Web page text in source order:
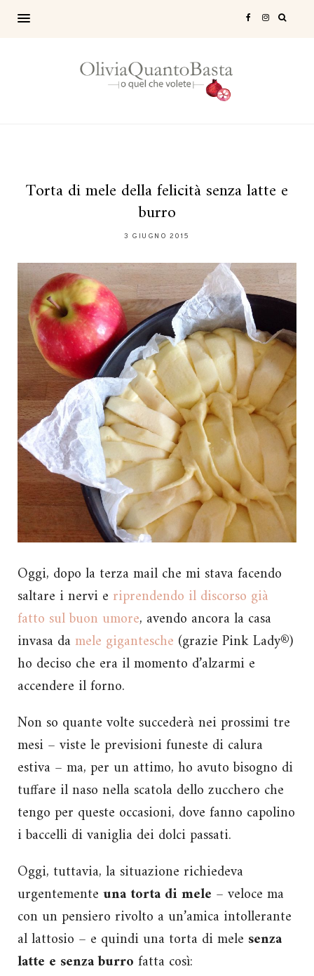
Torta di mele della felicità senza latte e
burro
3 GIUGNO 2015
Oggi, dopo la terza mail che mi stava facendo
saltare i nervi e riprendendo il discorso già
fatto sul buon umore, avendo ancora la casa
invasa damele gigantesche (grazie Pink Lady®)
ho deciso che era il momento d’alzarmi e
accendere il forno.
Non so quante volte succederà nei prossimi tre
mesi – viste le previsioni funeste di calura
estiva – ma, per un attimo, ho avuto bisogno di
tuffare il naso nella scatola dello zucchero che
tengo per queste occasioni, dove fanno capolino
i baccelli di vaniglia dei dolci passati.
Oggi, tuttavia, la situazione richiedeva
urgentemente una torta di mele – veloce ma
con un pensiero rivolto a un’amica intollerante
al lattosio – e quindi una torta di mele senza
latte e senza burro fatta così: